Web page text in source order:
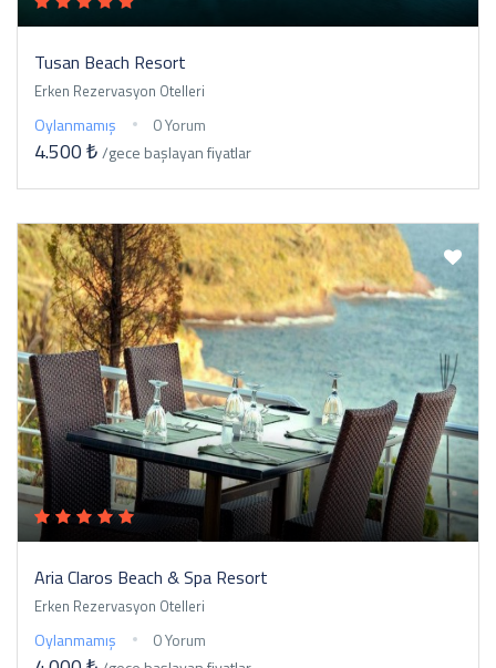
Tusan Beach Resort
Erken Rezervasyon Otelleri
Oylanmamış 0 Yorum
4.500 ₺/gece başlayan fiyatlar
Aria Claros Beach & Spa Resort
Erken Rezervasyon Otelleri
Oylanmamış 0 Yorum